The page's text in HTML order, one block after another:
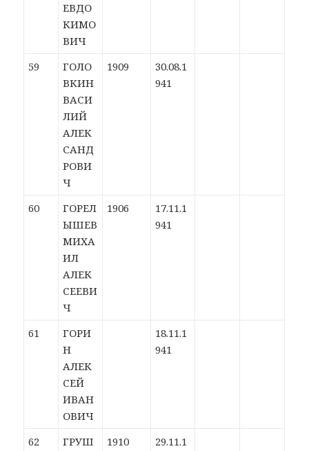
ЕВДО
КИМО
ВИЧ
59
ГОЛО
ВКИН
ВАСИ
ЛИЙ
АЛЕК
САНД
РОВИ
Ч
1909
30.08.1
941
60
ГОРЕЛ
ЫШЕВ
МИХА
ИЛ
АЛЕК
СЕЕВИ
Ч
1906
17.11.1
941
61
ГОРИ
Н
АЛЕК
СЕЙ
ИВАН
ОВИЧ
18.11.1
941
62 ГРУШ 1910 29.11.1